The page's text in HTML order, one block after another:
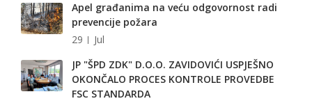
Apel građanima na veću odgovornost radi
prevencije požara
29
Jul
JP "ŠPD ZDK" D.O.O. ZAVIDOVIĆI USPJEŠNO
OKONČALO PROCES KONTROLE PROVEDBE
FSC STANDARDA